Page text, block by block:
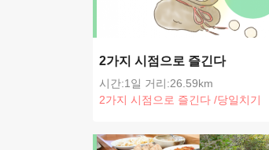
2가지 시점으로 즐긴다
시간:1일 거리:26.59km
2가지 시점으로 즐긴다 /당일치기